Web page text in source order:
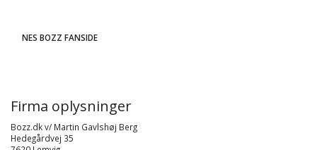
NES BOZZ FANSIDE
Firma oplysninger
Bozz.dk v/ Martin Gavlshøj Berg
Hedegårdvej 35